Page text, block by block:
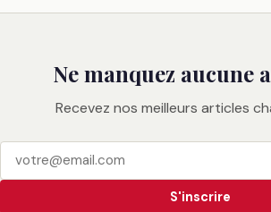
Ne manquez aucune
Recevez nos meilleurs articles
S'inscrire